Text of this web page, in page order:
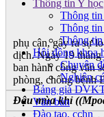
Thông tin Y học
Thông tin
Thông
Thông
Hội đồng khoa
Chuyên
Nghiên
Bảng giá
Văn bản
Đào tạo, cchn
phụ cận, gây ra sự
dịch. Ngày 19 tháng
ban hành công văn
phòng, chống bệnh
Đậu mùa khỉ